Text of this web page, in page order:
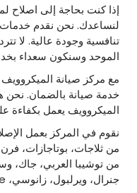
إذا كنت بحاجة إلى اصلاح
لنساعدك. نحن نقدم
تنافسية وجودة عالية. لا
الموحد وسنكون سعداء
مع مركز صيانة
خدمة صيانة بالضمان.
الميكروويف يعمل بكفاءة
نقوم في المركز بعمل
من ثلاجات، بوتاجازات،
من توشيبا العربي، جاك،
جنرال، ويرلبول، زانوسي، jac، sanyo، lg, le.